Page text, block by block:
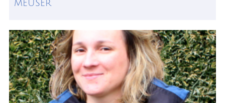
MEUSER